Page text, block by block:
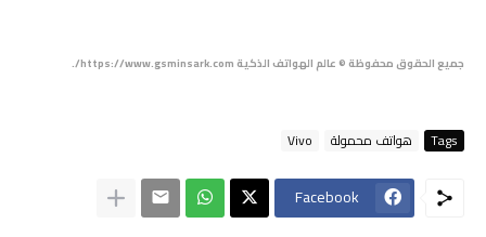
جميع الحقوق محفوظة © عالم الهواتف الذكية https://www.gsminsark.com/.
Tags هواتف محمولة Vivo
Facebook